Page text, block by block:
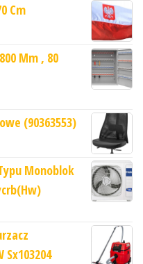
Cm
Mm , 80
(90363553)
Monoblok
Sx103204